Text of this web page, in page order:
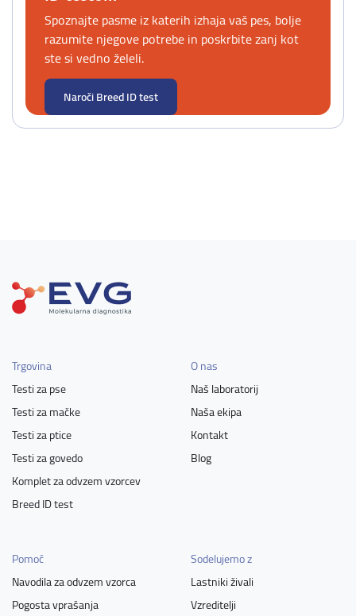
Spoznajte pasme iz katerih izhaja vaš pes, bolje
razumite njegove potrebe in poskrbite zanj kot
ste si vedno želeli.
Naroči Breed ID test
Trgovina
Testi za pse
Testi za mačke
Testi za ptice
Testi za govedo
Komplet za odvzem vzorcev
Breed ID test
O nas
Naš laboratorij
Naša ekipa
Kontakt
Blog
Pomoč
Navodila za odvzem vzorca
Pogosta vprašanja
Sodelujemo z
Lastniki živali
Vzreditelji